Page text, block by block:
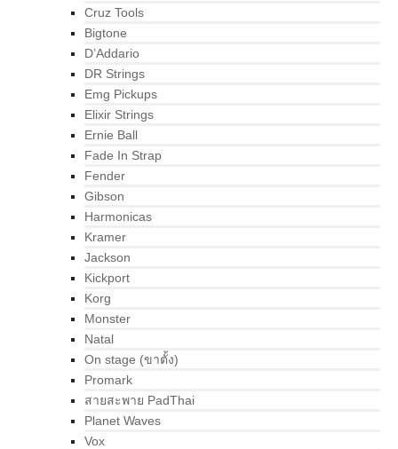
Cruz Tools
Bigtone
D’Addario
DR Strings
Emg Pickups
Elixir Strings
Ernie Ball
Fade In Strap
Fender
Gibson
Harmonicas
Kramer
Jackson
Kickport
Korg
Monster
Natal
On stage (ขาตั้ง)
Promark
สายสะพาย PadThai
Planet Waves
Vox